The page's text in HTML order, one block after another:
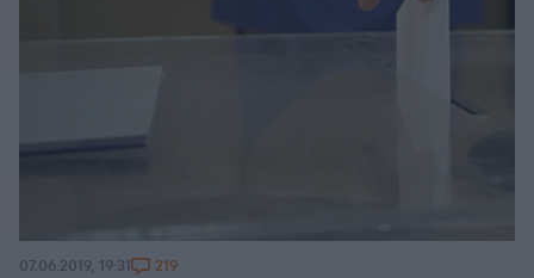
07.06.2019, 19:31 219